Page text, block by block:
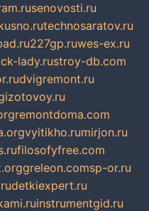
senovosti.ru
technosaratov.ru
227gp.ruwes-ex.ru
lady.rustroy-db.com
dvigremont.ru
remontdoma.com
vyitikho.rumirjon.ru
filosofyfree.com
greleon.comsp-or.ru
detkiexpert.ru
instrumentgid.ru